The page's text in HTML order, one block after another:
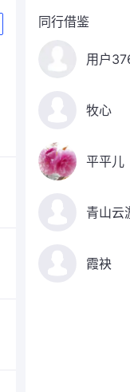
同行借鉴
用户
牧心
平平儿
青山云
霞袂